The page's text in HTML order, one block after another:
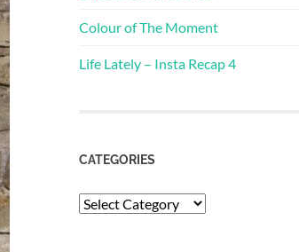
Colour of The Moment
Life Lately – Insta Recap 4
CATEGORIES
Categories